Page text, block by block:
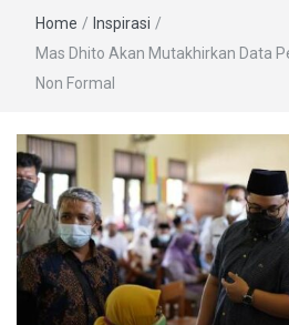
Home / Inspirasi /
Mas Dhito Akan Mutakhirkan Data
Non Formal